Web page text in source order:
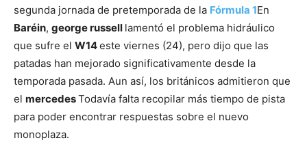
segunda jornada de pretemporada de la Fórmula 1En
Baréin, george russell lamentó el problema hidráulico
que sufre el W14este viernes (24), pero dijo que las
patadas han mejorado significativamente desde la
temporada pasada. Aun así, los británicos admitieron que
el mercedesTodavía falta recopilar más tiempo de pista
para poder encontrar respuestas sobre el nuevo
monoplaza.